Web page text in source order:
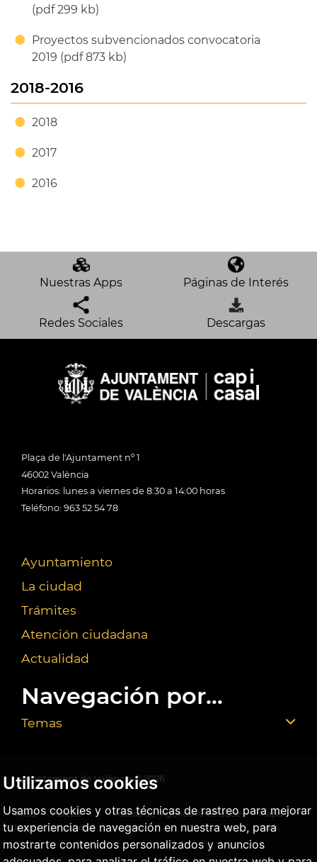
Utilizamos cookies
Usamos cookies y otras técnicas de rastreo para mejorar
tu experiencia de navegación en nuestra web, para
mostrarte contenidos personalizados y anuncios
(pdf 299 kb)
Proyectos subvencionados convocatoria
2019 (pdf 873 kb)
2018-2016
2018
2017
2016
Nuestras Apps Páginas de Interés
Redes Sociales Descargas
Plaça de l'Ajuntament nº 1
46002 València
Horarios: lunes a viernes de 8:30 a 14:00 horas
Teléfono: 963 52 54 78
Ayuntamiento
La ciudad
Trámites
Atención ciudadana
Actualidad
Navegación por...
Temas
Ajuntament de València ©2026
Aviso
legal
Política
privacidad
Política de
cookies
Agencia Antifraude
Mapa
Web